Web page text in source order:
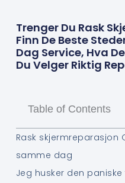
Trenger Du Rask
Finn De Beste
Dag Service, Hva
Du Velger Riktig
Table of Contents
Rask skjermreparasjon
samme dag
Jeg husker den